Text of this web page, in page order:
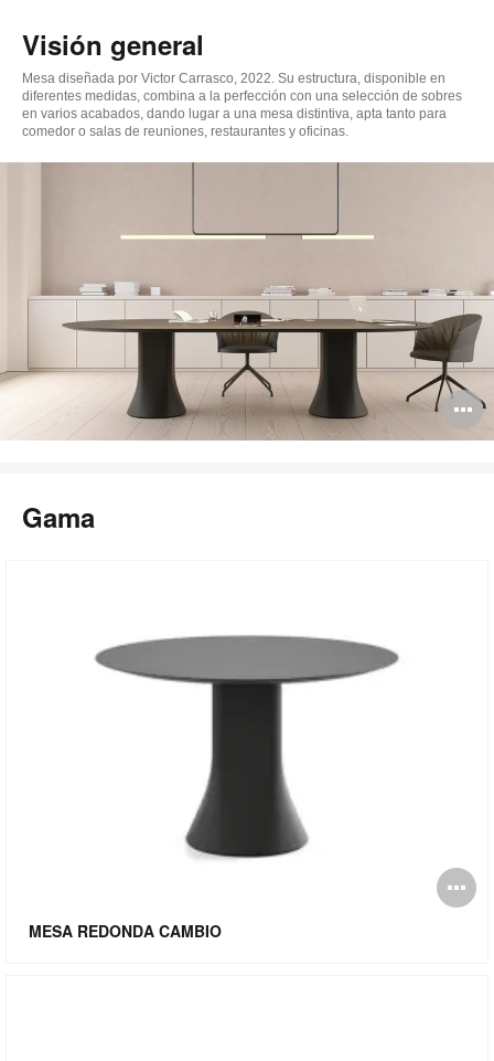
Visión general
Mesa diseñada por Victor Carrasco, 2022. Su estructura, disponible en
diferentes medidas, combina a la perfección con una selección de sobres
en varios acabados, dando lugar a una mesa distintiva, apta tanto para
comedor o salas de reuniones, restaurantes y oficinas.
Gama
MESA REDONDA CAMBIO